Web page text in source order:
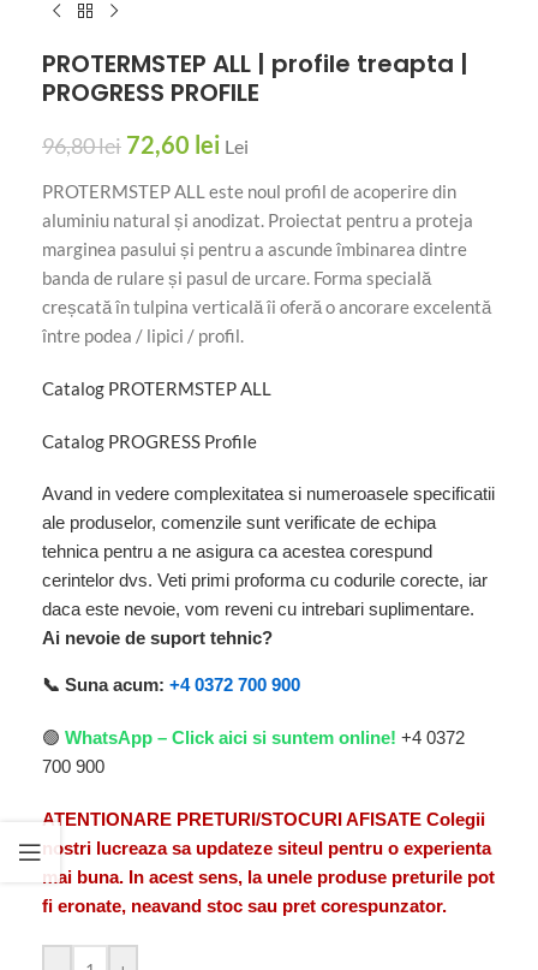
PROTERMSTEP ALL | profile treapta |
PROGRESS PROFILE
96,80lei 72,60 lei Lei
PROTERMSTEP ALL este noul profil de acoperire din
aluminiu natural și anodizat. Proiectat pentru a proteja
marginea pasului și pentru a ascunde îmbinarea dintre
banda de rulare și pasul de urcare. Forma specială
creșcată în tulpina verticală îi oferă o ancorare excelentă
între podea / lipici / profil.
Catalog PROTERMSTEP ALL
Catalog PROGRESS Profile
Avand in vedere complexitatea si numeroasele specificatii
ale produselor, comenzile sunt verificate de echipa
tehnica pentru a ne asigura ca acestea corespund
cerintelor dvs. Veti primi proforma cu codurile corecte, iar
daca este nevoie, vom reveni cu intrebari suplimentare.
Ai nevoie de suport tehnic?
📞 Suna acum: +4 0372 700 900
🟢 WhatsApp – Click aici si suntem online! +4 0372
700 900
ATENTIONARE PRETURI/STOCURI AFISATE Colegii
nostri lucreaza sa updateze siteul pentru o experienta
mai buna. In acest sens, la unele produse preturile pot
fi eronate, neavand stoc sau pret corespunzator.